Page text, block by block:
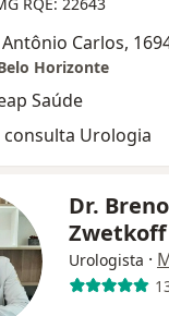
Horizonte
Saúde
Urologia
Dr.
Zwetkoff
Urologista ·